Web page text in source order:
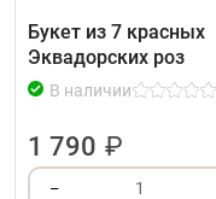
Букет из 7 красных
Эквадорских роз
В наличии
1 790 ₽
– 1